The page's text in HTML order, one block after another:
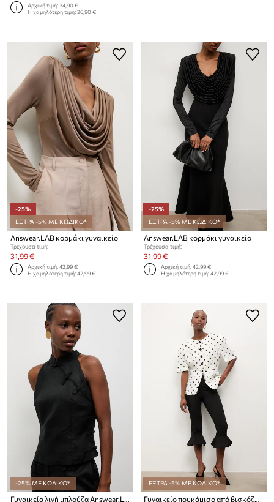
Αρχική τιμή:34,90 €
Η χαμηλότερη τιμή:26,90 €
-25%
ΕΞΤΡΑ -5% ΜΕ ΚΩΔΙΚΟ*
Answear.LAB κορμάκι γυναικείο
Τρέχουσα τιμή:
31,99 €
Αρχική τιμή:42,99 €
Η χαμηλότερη τιμή:42,99 €
-25%
ΕΞΤΡΑ -5% ΜΕ ΚΩΔΙΚΟ*
Answear.LAB κορμάκι γυναικείο
Τρέχουσα τιμή:
31,99 €
Αρχική τιμή:42,99 €
Η χαμηλότερη τιμή:42,99 €
-25% ΜΕ ΚΩΔΙΚΟ*
Γυναικεία λινή μπλούζα Answear.LAB
ΕΞΤΡΑ -5% ΜΕ ΚΩΔΙΚΟ*
Γυναικείο πουκάμισο από βισκόζη Answear.LAB